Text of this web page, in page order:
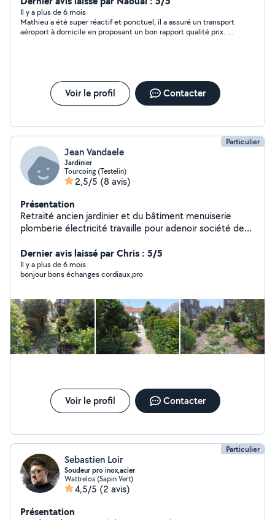
Il y a plus de 6 mois
Mathieu a été super réactif et ponctuel, il a assuré un transport
aéroport à domicile en proposant un bon rapport qualité prix. Je
Voir le profil Contacter
Particulier
Jean Vandaele
Jardinier
Tourcoing (Testelin)
2,5/5 (8 avis)
Présentation
Retraité ancien jardinier et du bâtiment menuiserie
plomberie électricité travaille pour adenoir société de
demande mon patron Mr toulemonde Lionel
cordialement
Dernier avis laissé par Chris : 5/5
Il y a plus de 6 mois
bonjour bons échanges cordiaux,pro
Voir le profil Contacter
Particulier
Sebastien Loir
Soudeur pro inox,acier
Wattrelos (Sapin Vert)
4,5/5 (2 avis)
Présentation